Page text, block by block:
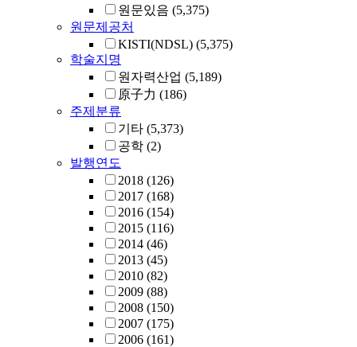
원문있음 (5,375)
원문제공처
KISTI(NDSL) (5,375)
학술지명
원자력산업 (5,189)
原子力 (186)
주제분류
기타 (5,373)
공학 (2)
발행연도
2018 (126)
2017 (168)
2016 (154)
2015 (116)
2014 (46)
2013 (45)
2010 (82)
2009 (88)
2008 (150)
2007 (175)
2006 (161)